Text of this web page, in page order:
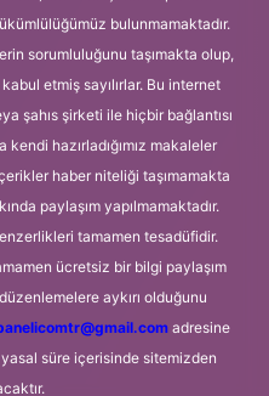
bulunmamaktadır.
sorumluluğunu taşımakta olup,
etmiş sayılırlar. Bu internet
şahıs şirketi ile hiçbir bağlantısı
hazırladığımız makaleler
haber niteliği taşımamakta
paylaşım yapılmamaktadır.
tamamen tesadüfidir.
ücretsiz bir bilgi paylaşım
aykırı olduğunu
adresine
süre içerisinde sitemizden